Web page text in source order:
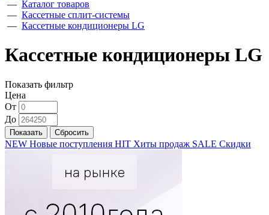
— Каталог товаров
— Кассетные сплит-системы
— Кассетные кондиционеры LG
Кассетные кондиционеры LG
Показать фильтр
Цена
От
До
NEW Новые поступления HIT Хиты продаж SALE Скидки